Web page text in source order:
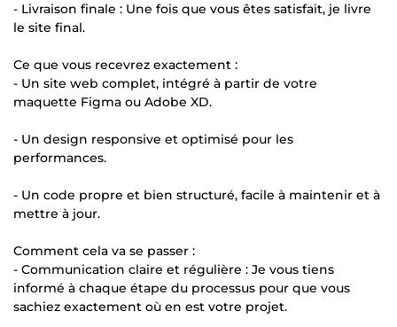
- Livraison finale : Une fois que vous êtes satisfait, je livre
le site final.
Ce que vous recevrez exactement :
- Un site web complet, intégré à partir de votre
maquette Figma ou Adobe XD.
- Un design responsive et optimisé pour les
performances.
- Un code propre et bien structuré, facile à maintenir et à
mettre à jour.
Comment cela va se passer :
- Communication claire et régulière : Je vous tiens
informé à chaque étape du processus pour que vous
sachiez exactement où en est votre projet.